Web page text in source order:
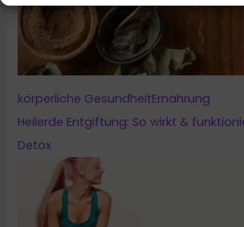
körperliche GesundheitErnährung
Heilerde Entgiftung: So wirkt &
Detox